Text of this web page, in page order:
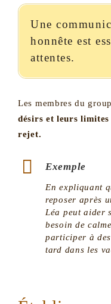
Une
honnête est
attentes.
Les membres du
désirs et leurs
rejet.
Exemple
En expliquant
reposer après
Léa peut aider
besoin de
participer à
tard dans les